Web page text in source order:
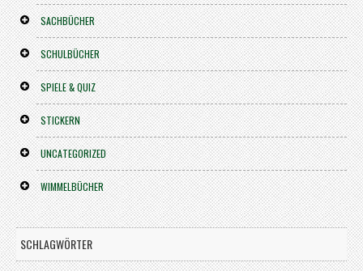
SACHBÜCHER
SCHULBÜCHER
SPIELE & QUIZ
STICKERN
UNCATEGORIZED
WIMMELBÜCHER
SCHLAGWÖRTER